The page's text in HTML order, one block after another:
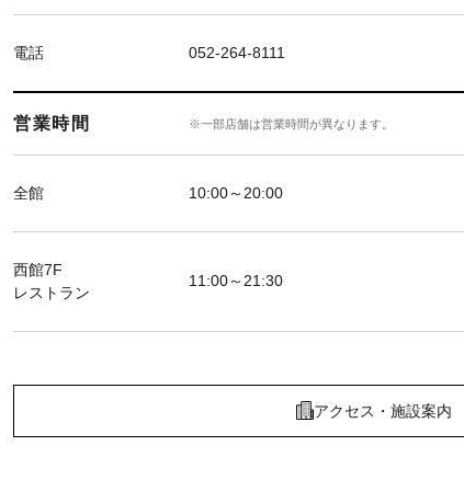
電話 052-264-8111
営業時間 ※一部店舗は営業時間が異なります。
全館 10:00～20:00
西館7F
レストラン
11:00～21:30
アクセス・施設案内